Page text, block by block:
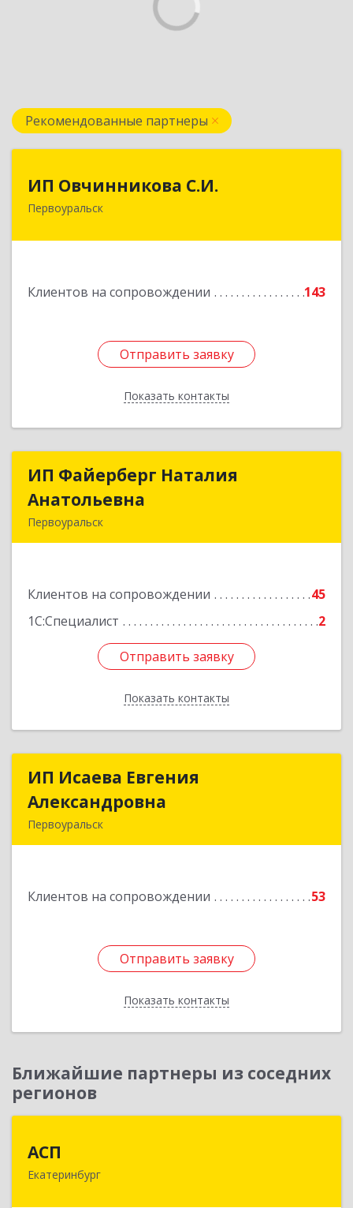
Рекомендованные партнеры
ИП Овчинникова С.И.
Первоуральск
Клиентов на сопровождении 143
Отправить заявку
Показать контакты
623119, Свердловская обл, Первоуральск г,
Отправить заявку
Назад
ИП Файерберг Наталия
Анатольевна
Первоуральск
Клиентов на сопровождении
45
1С:Специалист
2
Отправить заявку
Показать контакты
ИП Файерберг Наталия
Подробнее
Отправить заявку
Назад
ИП Исаева Евгения
Александровна
Первоуральск
Клиентов на сопровождении 53
Отправить заявку
Показать контакты
ИП Исаева Евгения
Отправить заявку
Назад
Ближайшие партнеры из соседних
регионов
АСП
Екатеринбург
620075, Свердловская обл, Екатеринбург г,